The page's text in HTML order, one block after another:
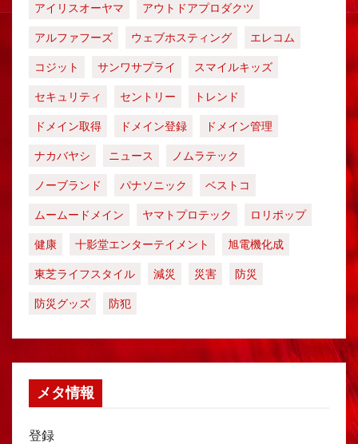
アイリスオーヤマ
アウトドアプロダクツ
アルファフーズ
ウェブホスティング
エレコム
コジット
サンワサプライ
スマイルキッズ
セキュリティ
セントリー
トレンド
ドメイン取得
ドメイン登録
ドメイン管理
ナカバヤシ
ニュース
ノムラテック
ノーブランド
パナソニック
ベストコ
ムームードメイン
ヤマトプロテック
ロリポップ
健康
十影堂エンターテイメント
旭電機化成
東芝ライフスタイル
減災 災害
防災
防災グッズ
防犯
メタ情報
登録